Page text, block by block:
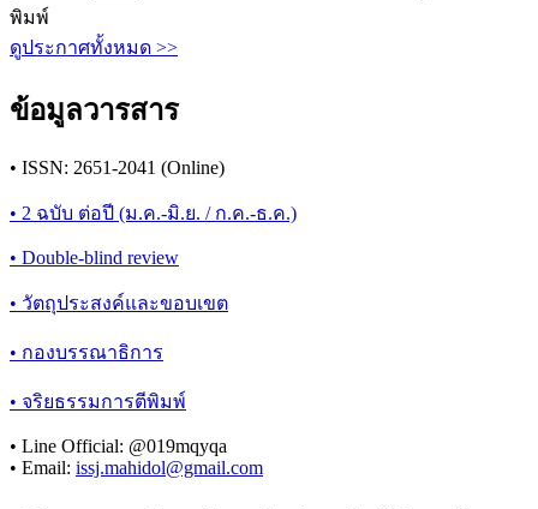
พิมพ์
ดูประกาศทั้งหมด >>
ข้อมูลวารสาร
• ISSN: 2651-2041 (Online)
• 2 ฉบับ ต่อปี (ม.ค.-มิ.ย. / ก.ค.-ธ.ค.)
• Double-blind review
• วัตถุประสงค์และขอบเขต
• กองบรรณาธิการ
• จริยธรรมการตีพิมพ์
• Line Official: @019mqyqa
• Email: issj.mahidol@gmail.com